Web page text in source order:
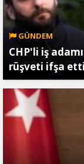
GÜNDEM
CHP'li iş
rüşveti ifşa etti